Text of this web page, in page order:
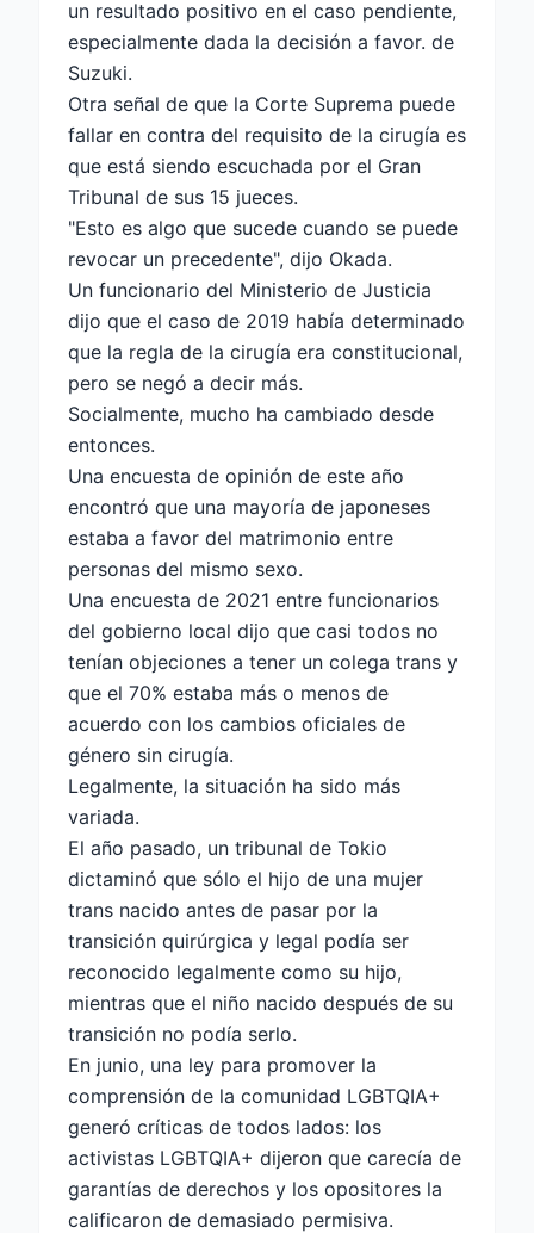
un resultado positivo en el caso pendiente,
especialmente dada la decisión a favor. de
Suzuki.
Otra señal de que la Corte Suprema puede
fallar en contra del requisito de la cirugía es
que está siendo escuchada por el Gran
Tribunal de sus 15 jueces.
"Esto es algo que sucede cuando se puede
revocar un precedente", dijo Okada.
Un funcionario del Ministerio de Justicia
dijo que el caso de 2019 había determinado
que la regla de la cirugía era constitucional,
pero se negó a decir más.
Socialmente, mucho ha cambiado desde
entonces.
Una encuesta de opinión de este año
encontró que una mayoría de japoneses
estaba a favor del matrimonio entre
personas del mismo sexo.
Una encuesta de 2021 entre funcionarios
del gobierno local dijo que casi todos no
tenían objeciones a tener un colega trans y
que el 70% estaba más o menos de
acuerdo con los cambios oficiales de
género sin cirugía.
Legalmente, la situación ha sido más
variada.
El año pasado, un tribunal de Tokio
dictaminó que sólo el hijo de una mujer
trans nacido antes de pasar por la
transición quirúrgica y legal podía ser
reconocido legalmente como su hijo,
mientras que el niño nacido después de su
transición no podía serlo.
En junio, una ley para promover la
comprensión de la comunidad LGBTQIA+
generó críticas de todos lados: los
activistas LGBTQIA+ dijeron que carecía de
garantías de derechos y los opositores la
calificaron de demasiado permisiva.